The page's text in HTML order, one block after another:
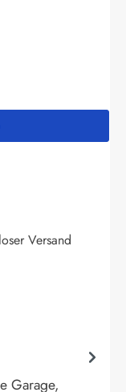
Versand
Garage,